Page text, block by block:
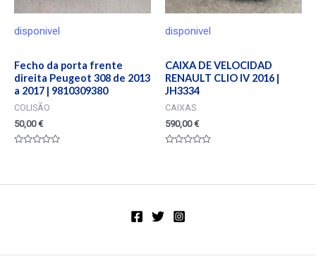
disponivel
Fecho da porta frente
direita Peugeot 308 de 2013
a 2017 | 9810309380
COLISÃO
50,00€
5
disponivel
CAIXA DE VELOCIDAD
RENAULT CLIO IV 2016 |
JH3334
CAIXAS
590,00€
5